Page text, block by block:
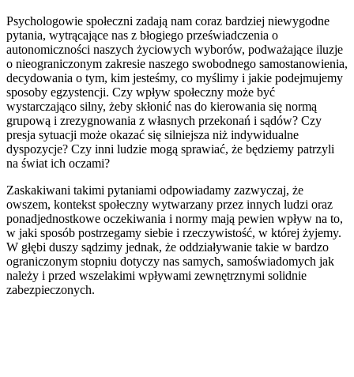
Psychologowie społeczni zadają nam coraz bardziej niewygodne
pytania, wytrącające nas z błogiego przeświadczenia o
autonomiczności naszych życiowych wyborów, podważające iluzje
o nieograniczonym zakresie naszego swobodnego samostanowienia,
decydowania o tym, kim jesteśmy, co myślimy i jakie podejmujemy
sposoby egzystencji. Czy wpływ społeczny może być
wystarczająco silny, żeby skłonić nas do kierowania się normą
grupową i zrezygnowania z własnych przekonań i sądów? Czy
presja sytuacji może okazać się silniejsza niż indywidualne
dyspozycje? Czy inni ludzie mogą sprawiać, że będziemy patrzyli
na świat ich oczami?
Zaskakiwani takimi pytaniami odpowiadamy zazwyczaj, że
owszem, kontekst społeczny wytwarzany przez innych ludzi oraz
ponadjednostkowe oczekiwania i normy mają pewien wpływ na to,
w jaki sposób postrzegamy siebie i rzeczywistość, w której żyjemy.
W głębi duszy sądzimy jednak, że oddziaływanie takie w bardzo
ograniczonym stopniu dotyczy nas samych, samoświadomych jak
należy i przed wszelakimi wpływami zewnętrznymi solidnie
zabezpieczonych.